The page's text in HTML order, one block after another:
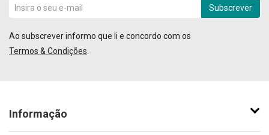
Subscrever
Ao subscrever informo que li e concordo com os
Termos & Condições
Informação